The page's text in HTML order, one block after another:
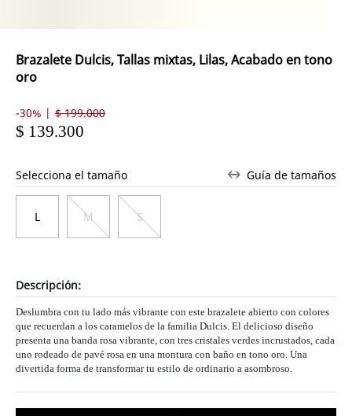
Brazalete Dulcis, Tallas mixtas, Lilas, Acabado en tono
oro
-30% | $ 199.000
$ 139.300
Selecciona el tamaño Guía de tamaños
L M S
Descripción:
Deslumbra con tu lado más vibrante con este brazalete abierto con colores
que recuerdan a los caramelos de la familia Dulcis. El delicioso diseño
presenta una banda rosa vibrante, con tres cristales verdes incrustados, cada
uno rodeado de pavé rosa en una montura con baño en tono oro. Una
divertida forma de transformar tu estilo de ordinario a asombroso.